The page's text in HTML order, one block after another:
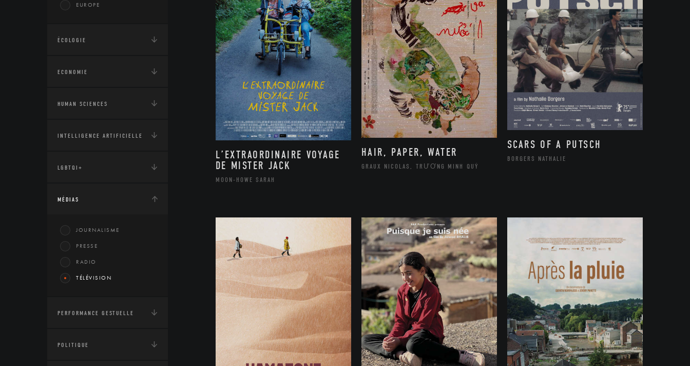
EUROPE
ÉCOLOGIE
ECONOMIE
HUMAN SCIENCES
INTELLIGENCE ARTIFICIELLE
LGBTQI+
MÉDIAS
JOURNALISME
PRESSE
RADIO
TÉLÉVISION
PERFORMANCE GESTUELLE
POLITIQUE
L’EXTRAORDINAIRE VOYAGE
DE MISTER JACK
MOON-HOWE SARAH
HAIR, PAPER, WATER
GRAUX NICOLAS, TRƯƠNG MINH QUÝ
SCARS OF A PUTSCH
BORGERS NATHALIE